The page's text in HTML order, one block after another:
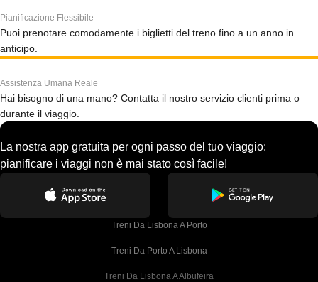
Pianificazione Flessibile
Puoi prenotare comodamente i biglietti del treno fino a un anno in
anticipo.
Assistenza Umana Reale
Hai bisogno di una mano? Contatta il nostro servizio clienti prima o
durante il viaggio.
La nostra app gratuita per ogni passo del tuo viaggio:
pianificare i viaggi non è mai stato così facile!
Treni Da Lisbona A Porto
Treni Da Porto A Lisbona
Treni Da Lisbona A Albufeira